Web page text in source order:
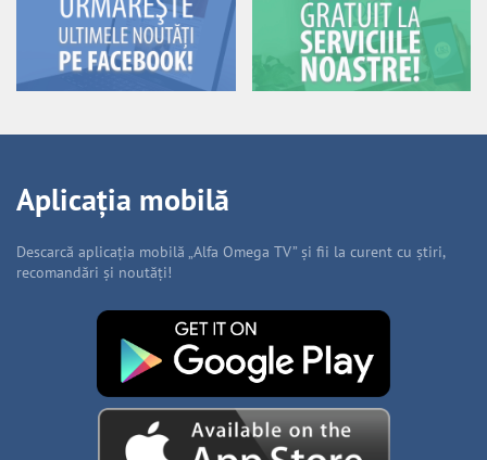
Aplicația mobilă
Descarcă aplicația mobilă „Alfa Omega TV” și fii la curent cu știri,
recomandări și noutăți!